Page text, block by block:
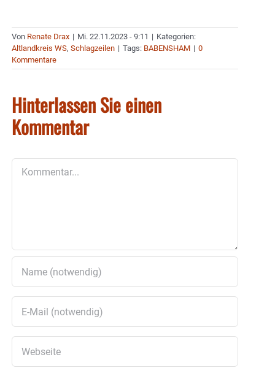
Von Renate Drax | Mi. 22.11.2023 - 9:11 | Kategorien:
Altlandkreis WS, Schlagzeilen | Tags: BABENSHAM | 0
Kommentare
Hinterlassen Sie einen
Kommentar